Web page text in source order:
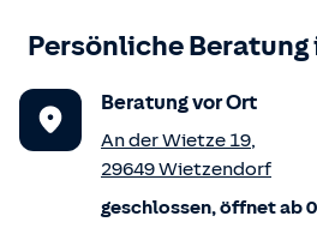
Persönliche Beratung
Beratung vor Ort
An der Wietze 19,
29649Wietzendorf
geschlossen, öffnet ab